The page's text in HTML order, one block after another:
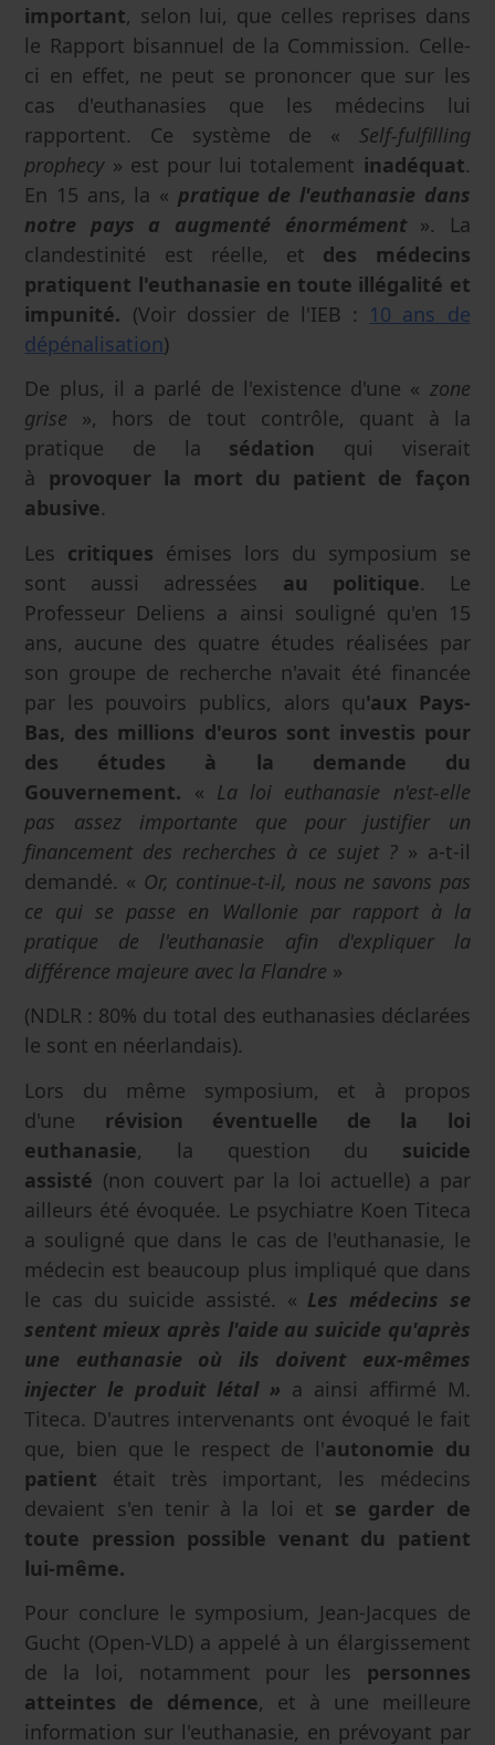
important, selon lui, que celles reprises dans
le Rapport bisannuel de la Commission. Celle-
ci en effet, ne peut se prononcer que sur les
cas d'euthanasies que les médecins lui
rapportent. Ce système de « Self-fulfilling
prophecy» est pour lui totalement inadéquat.
En 15 ans, la « pratique de l'euthanasie dans
notre pays a augmenté énormément ». La
clandestinité est réelle, et des médecins
pratiquent l'euthanasie en toute illégalité et
impunité. (Voir dossier de l'IEB : 10 ans de
dépénalisation)
De plus, il a parlé de l'existence d'une « zone
grise », hors de tout contrôle, quant à la
pratique de la sédation qui viserait
à
provoquer la mort du patient de façon
abusive.
Les critiques émises lors du symposium se
sont aussi adressées au politique. Le
Professeur Deliens a ainsi souligné qu'en 15
ans, aucune des quatre études réalisées par
son groupe de recherche n'avait été financée
par les pouvoirs publics, alors qu'aux Pays-
Bas, des millions d'euros sont investis pour
des études à la demande du
Gouvernement. « La loi euthanasie n'est-elle
pas assez importante que pour justifier un
financement des recherches à ce sujet ?» a-t-il
demandé. « Or, continue-t-il, nous ne savons pas
ce qui se passe en Wallonie par rapport à la
pratique de l'euthanasie afin d'expliquer la
différence majeure avec la Flandre »
(NDLR : 80% du total des euthanasies déclarées
le sont en néerlandais).
Lors du même symposium, et à propos
d'une révision éventuelle de la loi
euthanasie, la question du suicide
assisté (non couvert par la loi actuelle) a par
ailleurs été évoquée. Le psychiatre Koen Titeca
a souligné que dans le cas de l'euthanasie, le
médecin est beaucoup plus impliqué que dans
le cas du suicide assisté. « Les médecins se
sentent mieux après l'aide au suicide qu'après
une euthanasie où ils doivent eux-mêmes
injecter le produit létal » a ainsi affirmé M.
Titeca. D'autres intervenants ont évoqué le fait
que, bien que le respect de l'autonomie du
patient était très important, les médecins
devaient s'en tenir à la loi et se garder de
toute pression possible venant du patient
lui-même.
Pour conclure le symposium, Jean-Jacques de
Gucht (Open-VLD) a appelé à un élargissement
de la loi, notamment pour les
personnes
atteintes de démence, et à une meilleure
information sur l'euthanasie, en prévoyant par